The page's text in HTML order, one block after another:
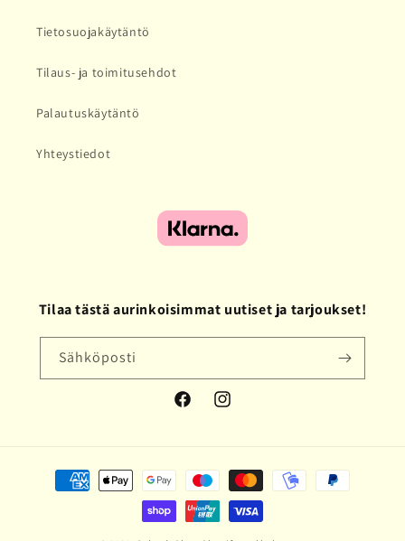
Tietosuojakäytäntö
Tilaus- ja toimitusehdot
Palautuskäytäntö
Yhteystiedot
Tilaa tästä aurinkoisimmat uutiset ja tarjoukset!
Sähköposti
FacebookInstagram
Maksutavat